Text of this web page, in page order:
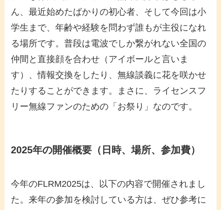
ん、最近始めたばかりの初心者、そして今回は小
学生まで、年齢や経験を問わず誰もが主役になれ
る場所です。普段は電波でしか繋がれない全国の
仲間と直接顔を合わせ（アイボールと言いま
す）、情報交換をしたり、無線談義に花を咲かせ
たりすることができます。まさに、ライセンスフ
リー無線ファンのための「お祭り」なのです。
2025年の開催概要（日時、場所、参加費）
今年のFLRM2025は、以下の内容で開催されまし
た。来年の参加を検討している方は、ぜひ参考に